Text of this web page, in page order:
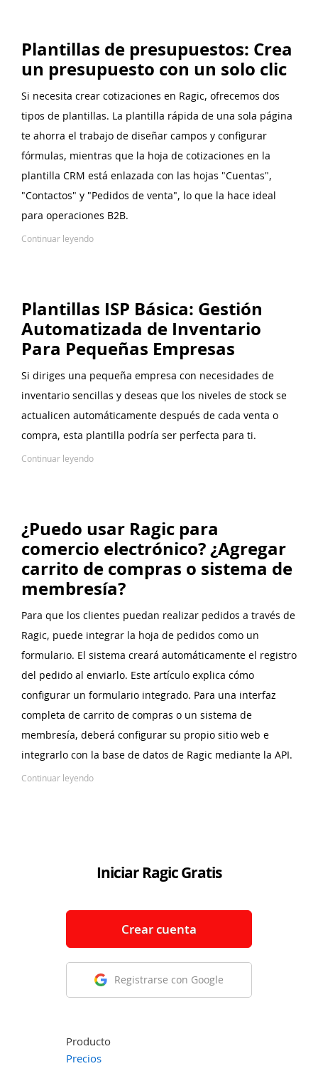
Plantillas de presupuestos: Crea
un presupuesto con un solo clic
Si necesita crear cotizaciones en Ragic, ofrecemos dos
tipos de plantillas. La plantilla rápida de una sola página
te ahorra el trabajo de diseñar campos y configurar
fórmulas, mientras que la hoja de cotizaciones en la
plantilla CRM está enlazada con las hojas "Cuentas",
"Contactos" y "Pedidos de venta", lo que la hace ideal
para operaciones B2B.
Continuar leyendo
Plantillas ISP Básica: Gestión
Automatizada de Inventario
Para Pequeñas Empresas
Si diriges una pequeña empresa con necesidades de
inventario sencillas y deseas que los niveles de stock se
actualicen automáticamente después de cada venta o
compra, esta plantilla podría ser perfecta para ti.
Continuar leyendo
¿Puedo usar Ragic para
comercio electrónico? ¿Agregar
carrito de compras o sistema de
membresía?
Para que los clientes puedan realizar pedidos a través de
Ragic, puede integrar la hoja de pedidos como un
formulario. El sistema creará automáticamente el registro
del pedido al enviarlo. Este artículo explica cómo
configurar un formulario integrado. Para una interfaz
completa de carrito de compras o un sistema de
membresía, deberá configurar su propio sitio web e
integrarlo con la base de datos de Ragic mediante la API.
Continuar leyendo
Iniciar Ragic Gratis
Crear cuenta
Registrarse con Google
Producto
Precios